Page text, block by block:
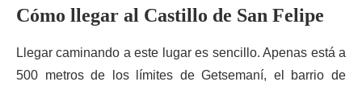
Cómo llegar al Castillo de San Felipe
Llegar caminando a este lugar es sencillo. Apenas está a
500 metros de los límites de Getsemaní, el barrio de